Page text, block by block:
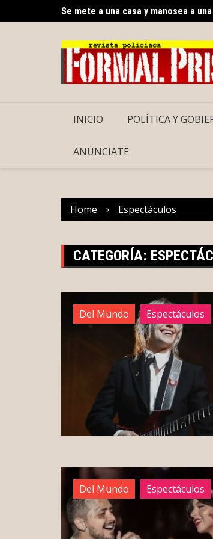
to
Gobierno del Renacimiento Maya
INICIO POLÍTICA Y
ANÚNCIATE
Home Espectáculos
CATEGORÍA:
Del Mundo Espectáculos
Del Mundo Espectáculos